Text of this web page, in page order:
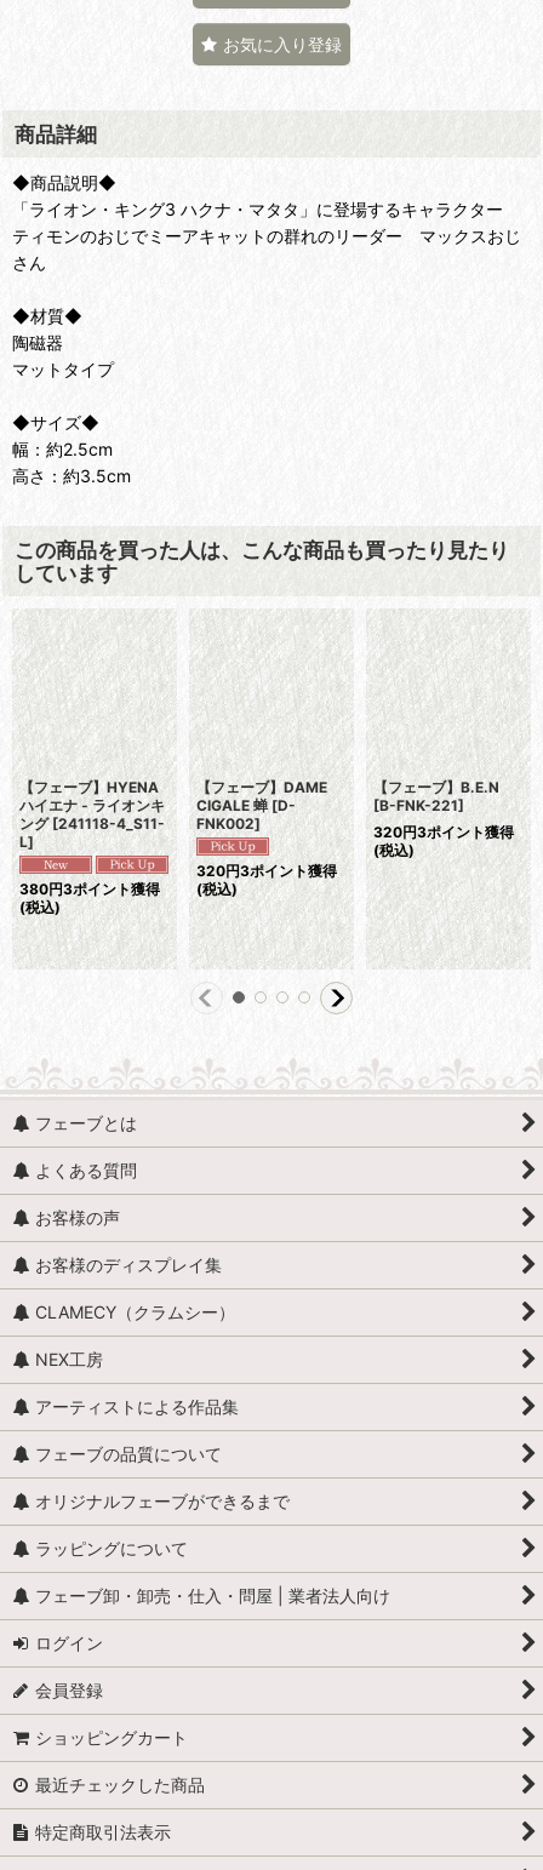
お気に入り登録
商品詳細
◆商品説明◆
「ライオン・キング3 ハクナ・マタタ」に登場するキャラクター
ティモンのおじでミーアキャットの群れのリーダー マックスおじ
さん
◆材質◆
陶磁器
マットタイプ
◆サイズ◆
幅：約2.5cm
高さ：約3.5cm
この商品を買った人は、こんな商品も買ったり見たり
しています
【フェーブ】HYENA
ハイエナ - ライオンキ
ング [241118-4_S11-
L]
380円3ポイント獲得
(税込)
【フェーブ】DAME
CIGALE 蝉 [D-
FNK002]
320円3ポイント獲得
(税込)
【フェーブ】B.E.N
[B-FNK-221]
320円3ポイント獲得
(税込)
フェーブとは
よくある質問
お客様の声
お客様のディスプレイ集
CLAMECY（クラムシー）
NEX工房
アーティストによる作品集
フェーブの品質について
オリジナルフェーブができるまで
ラッピングについて
フェーブ卸・卸売・仕入・問屋 | 業者法人向け
ログイン
会員登録
ショッピングカート
最近チェックした商品
特定商取引法表示